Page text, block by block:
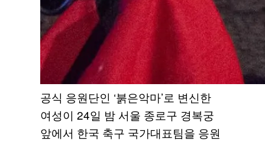
공식 응원단인 ‘붉은악마’로 변신한
여성이 24일 밤 서울 종로구 경복궁
앞에서 한국 축구 국가대표팀을 응원